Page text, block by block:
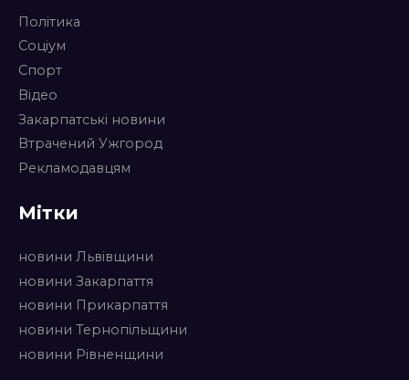
Політика
Соціум
Спорт
Відео
Закарпатські новини
Втрачений Ужгород
Рекламодавцям
Мітки
новини Львівщини
новини Закарпаття
новини Прикарпаття
новини Тернопільщини
новини Рівненщини